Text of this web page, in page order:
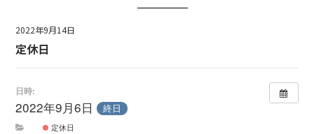
2022年9月14日
定休日
日時:
2022年9月6日 終日
定休日